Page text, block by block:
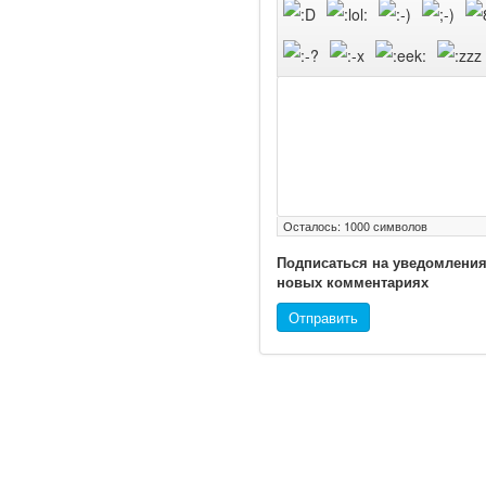
Осталось: 1000символов
Подписаться на
новых комментариях
Отправить